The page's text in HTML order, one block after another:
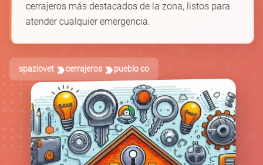
🚪
🛡️
cerrajeros más destacados de la zona, listos para
atender cualquier emergencia.
spaziovet cerrajeros pueblo co